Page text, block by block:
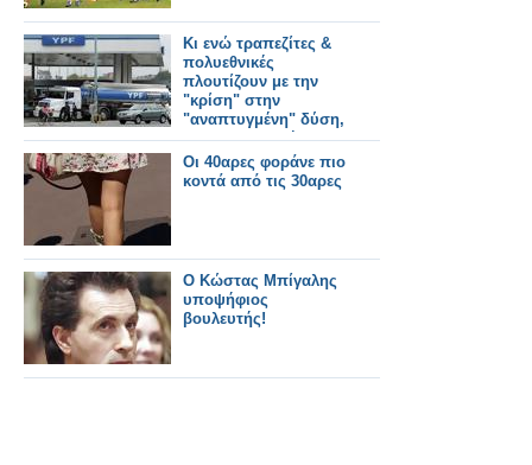
Κι ενώ τραπεζίτες &
πολυεθνικές
πλουτίζουν με την
"κρίση" στην
"αναπτυγμένη" δύση,
στην Αργεντινή
εθνικοποιούν το
πετρέλαιο...
Οι 40αρες φοράνε πιο
κοντά από τις 30αρες
Ο Κώστας Μπίγαλης
υποψήφιος
βουλευτής!